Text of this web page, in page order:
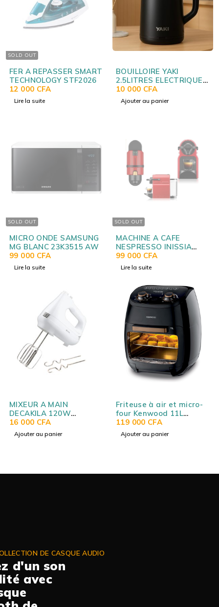
SOLD OUT
FER A REPASSER SMART
TECHNOLOGY STF2026
12 000 CFA
Lire la suite
BOUILLOIRE YAKI
2.5LITRES ELECTRIQUE
NOIR YK25P01
10 000 CFA
Ajouter au panier
SOLD OUT
MICRO ONDE SAMSUNG
MG BLANC 23K3515 AW
99 000 CFA
Lire la suite
SOLD OUT
MACHINE A CAFE
NESPRESSO INISSIA
ROUGE EURDNED/C40
99 000 CFA
Lire la suite
MIXEUR A MAIN
DECAKILA 120W
KEMX027W
16 000 CFA
Ajouter au panier
Friteuse à air et micro-
four Kenwood 11L
(multi-fonctionnel)
HFP90
119 000 CFA
Ajouter au panier
DE CASQUE AUDIO
d'un son
avec